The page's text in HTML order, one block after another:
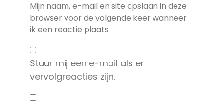
Mijn naam, e-mail en site opslaan in deze
browser voor de volgende keer wanneer
ik een reactie plaats.
Stuur mij een e-mail als er
vervolgreacties zijn.